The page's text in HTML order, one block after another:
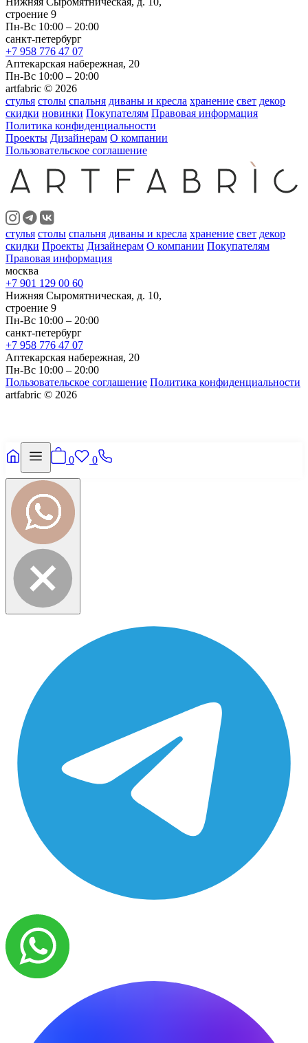
строение 9
Пн-Вс 10:00 – 20:00
санкт-петербург
+7 958 776 47 07
Аптекарская набережная, 20
Пн-Вс 10:00 – 20:00
artfabric © 2026
стулья столы спальня диваны и кресла хранение свет декор
скидки новинки Покупателям Правовая информация
Политика конфиденциальности
Проекты Дизайнерам О компании
Пользовательское соглашение
стулья столы спальня диваны и кресла хранение свет декор
скидки Проекты Дизайнерам О компании Покупателям
Правовая информация
москва
+7 901 129 00 60
Нижняя Сыромятническая, д. 10,
строение 9
Пн-Вс 10:00 – 20:00
санкт-петербург
+7 958 776 47 07
Аптекарская набережная, 20
Пн-Вс 10:00 – 20:00
Пользовательское соглашение Политика конфиденциальности
artfabric © 2026
0 0